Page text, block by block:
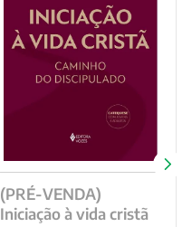
(PRÉ-VENDA)
Iniciação à vida cristã